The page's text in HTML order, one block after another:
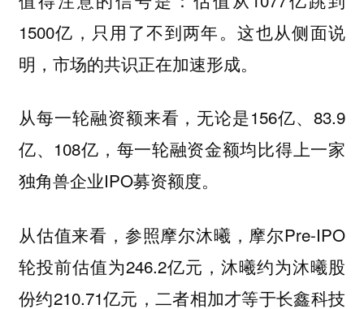
1500亿，只用了不到两年。这也从侧面说
明，市场的共识正在加速形成。
从每一轮融资额来看，无论是156亿、83.9
亿、108亿，每一轮融资金额均比得上一家
独角兽企业IPO募资额度。
从估值来看，参照摩尔沐曦，摩尔Pre-IPO
轮投前估值为246.2亿元，沐曦约为沐曦股
份约210.71亿元，二者相加才等于长鑫科技